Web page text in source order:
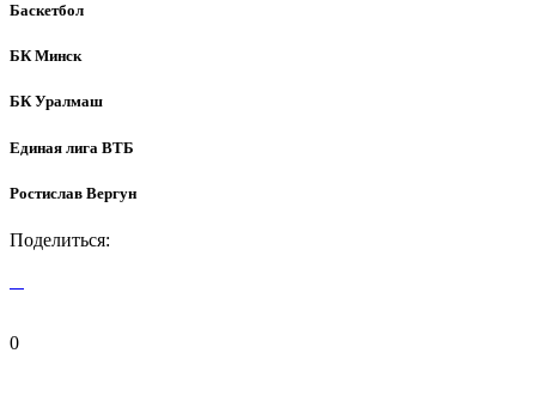
Баскетбол
БК Минск
БК Уралмаш
Единая лига ВТБ
Ростислав Вергун
Поделиться:
0